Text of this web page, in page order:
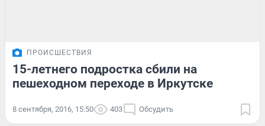
ПРОИСШЕСТВИЯ
15-летнего подростка сбили на
пешеходном переходе в Иркутске
8 сентября, 2016, 15:50 403 Обсудить